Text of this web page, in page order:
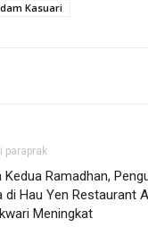
Kasuari
paraprak
Kedua Ramadhan,
di Hau Yen Restaurant
Meningkat